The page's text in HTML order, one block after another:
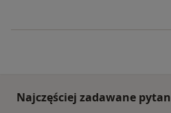
Najczęściej zadawane